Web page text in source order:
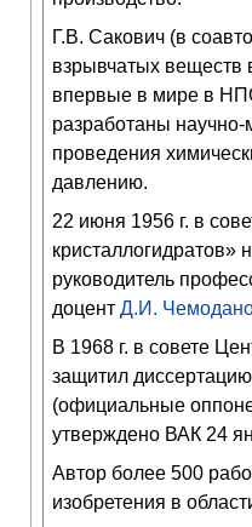
Г.В. Сакович (в
взрывчатых веществ
впервые в мире в
разработаны
проведения
давлению.
22 июня 1956 г. в
кристаллогидратов»
руководитель
доцент Д.И.
В 1968 г. в совете
защитил диссертацию
(официальные
утверждено ВАК 24
Автор более 500
изобретения в